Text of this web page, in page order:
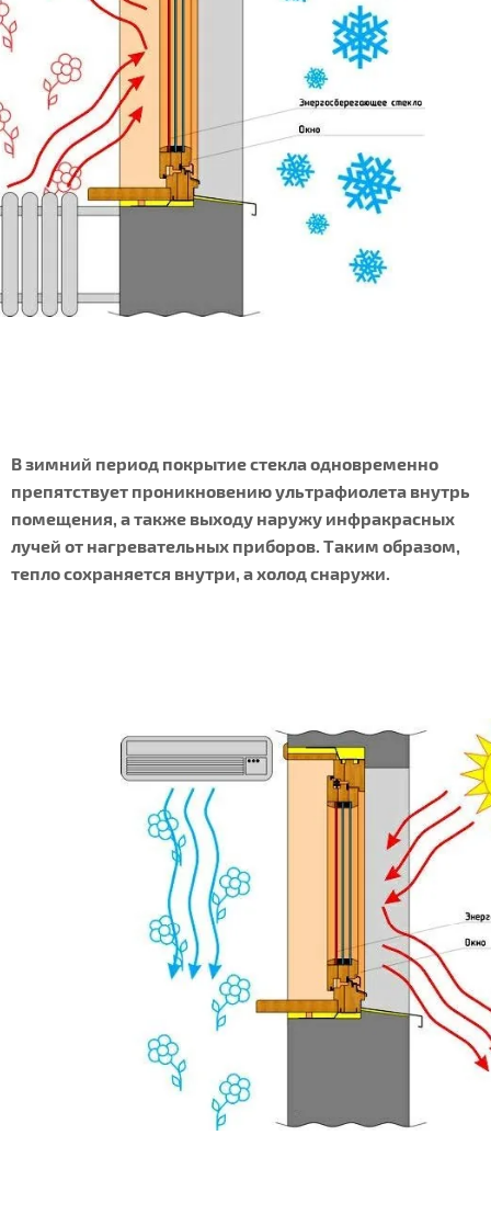
В зимний период покрытие стекла одновременно
препятствует проникновению ультрафиолета внутрь
помещения, а также выходу наружу инфракрасных
лучей от нагревательных приборов. Таким образом,
тепло сохраняется внутри, а холод снаружи.